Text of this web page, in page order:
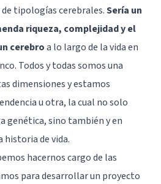
tipologías cerebrales.Sería un
riqueza, complejidad y el
cerebroa lo largo de la vida en
Todos y todas somos una
dimensiones y estamos
u otra, la cual no solo
genética, sino también y en
historia de vida.
hacernos cargo de las
para desarrollar un proyecto